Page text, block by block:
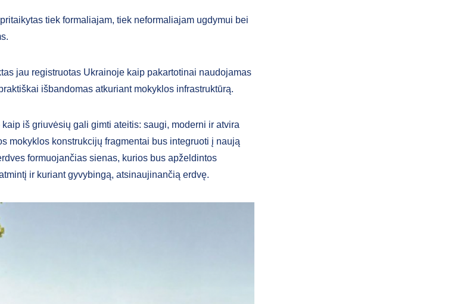
tiek formaliajam, tiek neformaliajam ugdymui bei
jau registruotas Ukrainoje kaip pakartotinai naudojamas
išbandomas atkuriant mokyklos infrastruktūrą.
iš griuvėsių gali gimti ateitis: saugi, moderni ir atvira
mokyklos konstrukcijų fragmentai bus integruoti į naują
formuojančias sienas, kurios bus apželdintos
ir kuriant gyvybingą, atsinaujinančią erdvę.